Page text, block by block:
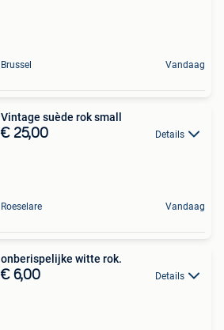
Brussel Vandaag
Vintage suède rok small
€ 25,00 Details
Roeselare Vandaag
onberispelijke witte rok.
€ 6,00 Details